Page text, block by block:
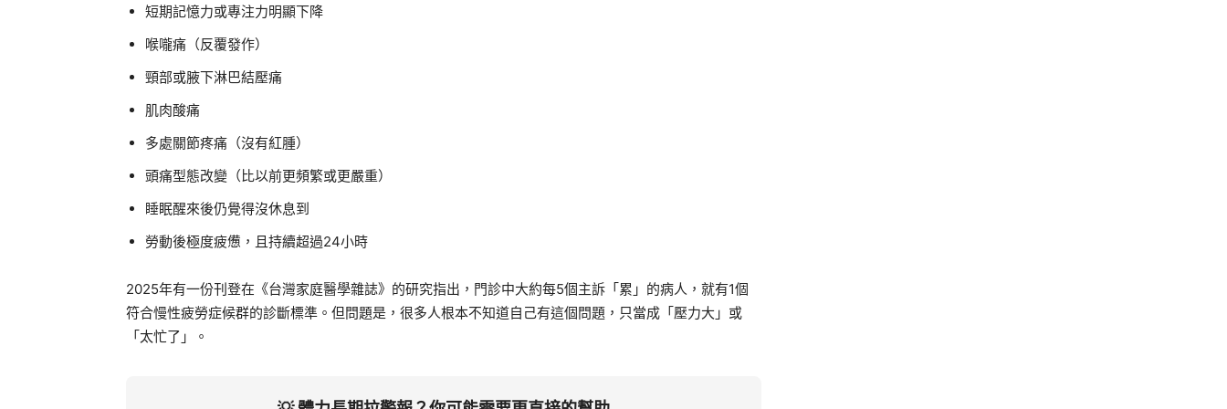
短期記憶力或專注力明顯下降
喉嚨痛（反覆發作）
頸部或腋下淋巴結壓痛
肌肉酸痛
多處關節疼痛（沒有紅腫）
頭痛型態改變（比以前更頻繁或更嚴重）
睡眠醒來後仍覺得沒休息到
勞動後極度疲憊，且持續超過24小時
2025年有一份刊登在《台灣家庭醫學雜誌》的研究指出，門診中大約每5個主訴「累」的病人，就有1個
符合慢性疲勞症候群的診斷標準。但問題是，很多人根本不知道自己有這個問題，只當成「壓力大」或
「太忙了」。